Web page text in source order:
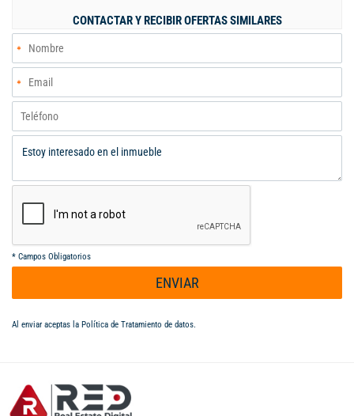
integral, un práctico depósito y una zona de ropas. Además,
ofrece un patio encantador y una alcoba de servicio con baño.
En el segundo piso, se sitúa un estudio versátil y dos
acogedoras alcobas que comparten un baño. Esta casa, con una
antigüedad de solo 5 años, se encuentra en un estrato 5,
garantizando un entorno seguro y tranquilo. No pierda la
oportunidad de vivir en este maravilloso hogar, donde cada
rincón está diseñado para su confort. Precio fijo: $700 millones.
Administración: $893.000.
CONTACTAR Y RECIBIR OFERTAS SIMILARES
* Campos Obligatorios
ENVIAR
Al enviar aceptas la Política de Tratamiento de datos.